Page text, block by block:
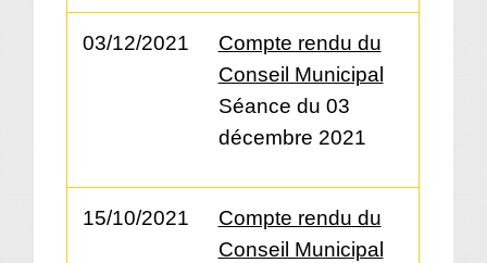
03/12/2021
Compte rendu du
Conseil Municipal
Séance du 03
décembre 2021
15/10/2021
Compte rendu du
Conseil Municipal